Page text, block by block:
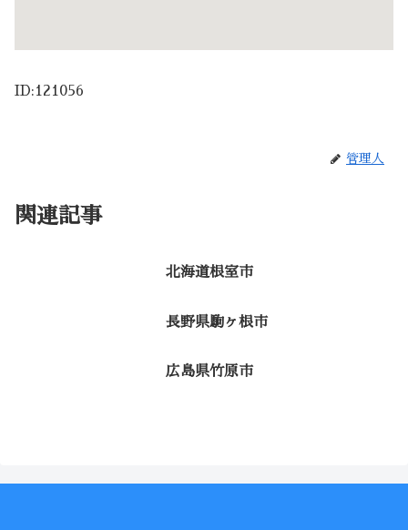
ID:121056
管理人
関連記事
北海道根室市
長野県駒ヶ根市
広島県竹原市